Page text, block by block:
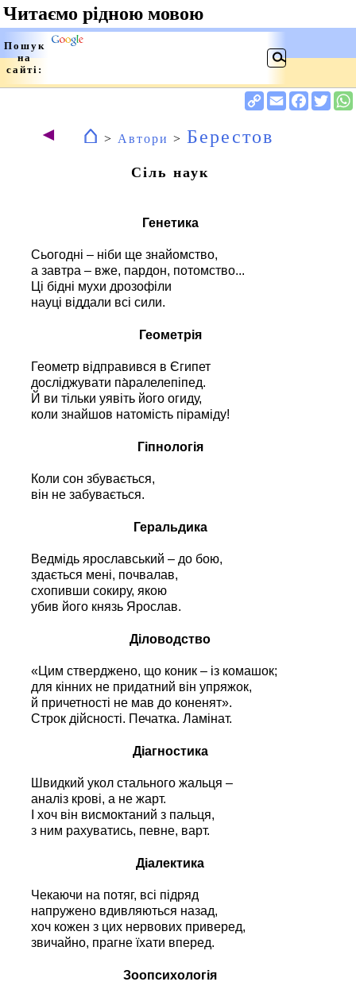
◄ ⌂ > Автори > Берестов
Сіль наук
Генетика
Сьогодні – ніби ще знайомство,
а завтра – вже, пардон, потомство...
Ці бідні мухи дрозофіли
науці віддали всі сили.
Геометрія
Геометр відправився в Єгипет
досліджувати па̀ралелепіпед.
Й ви тільки уявіть його огиду,
коли знайшов натомість піраміду!
Гіпнологія
Коли сон збувається,
він не забувається.
Геральдика
Ведмідь ярославський – до бою,
здається мені, почвалав,
схопивши сокиру, якою
убив його князь Ярослав.
Діловодство
«Цим стверджено, що коник – із комашок;
для кінних не придатний він упряжок,
й причетності не мав до коненят».
Строк дійсності. Печатка. Ламінат.
Діагностика
Швидкий укол стального жальця –
аналіз крові, а не жарт.
І хоч він висмоктаний з пальця,
з ним рахуватись, певне, варт.
Діалектика
Чекаючи на потяг, всі підряд
напружено вдивляються назад,
хоч кожен з цих нервових приверед,
звичайно, прагне їхати вперед.
Зоопсихологія